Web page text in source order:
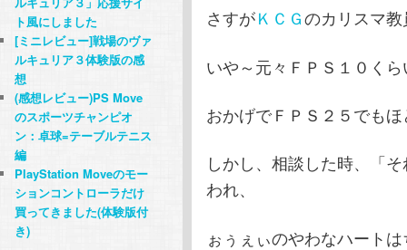
さすがＫＣＧのカリスマ
いや～元々ＦＰＳ１０く
おかげでＦＰＳ２５でも
しかし、相談した時、「
われ、
ぉぅぇぃのやわなハート
ト風にしました
[ミニレビュー]戦場のヴァ
ルキュリア３体験版の感
想
(感想レビュー)PS Move
のスポーツチャンピオ
ン：卓球=テーブルテニス
編
PlayStation Moveのモー
ションコントローラだけ
買ってきました(体験版付
き)